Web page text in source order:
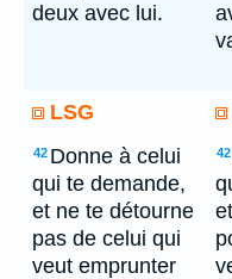
deux avec lui.
LSG
42 Donne à celui
qui te demande,
et ne te détourne
pas de celui qui
veut emprunter
42